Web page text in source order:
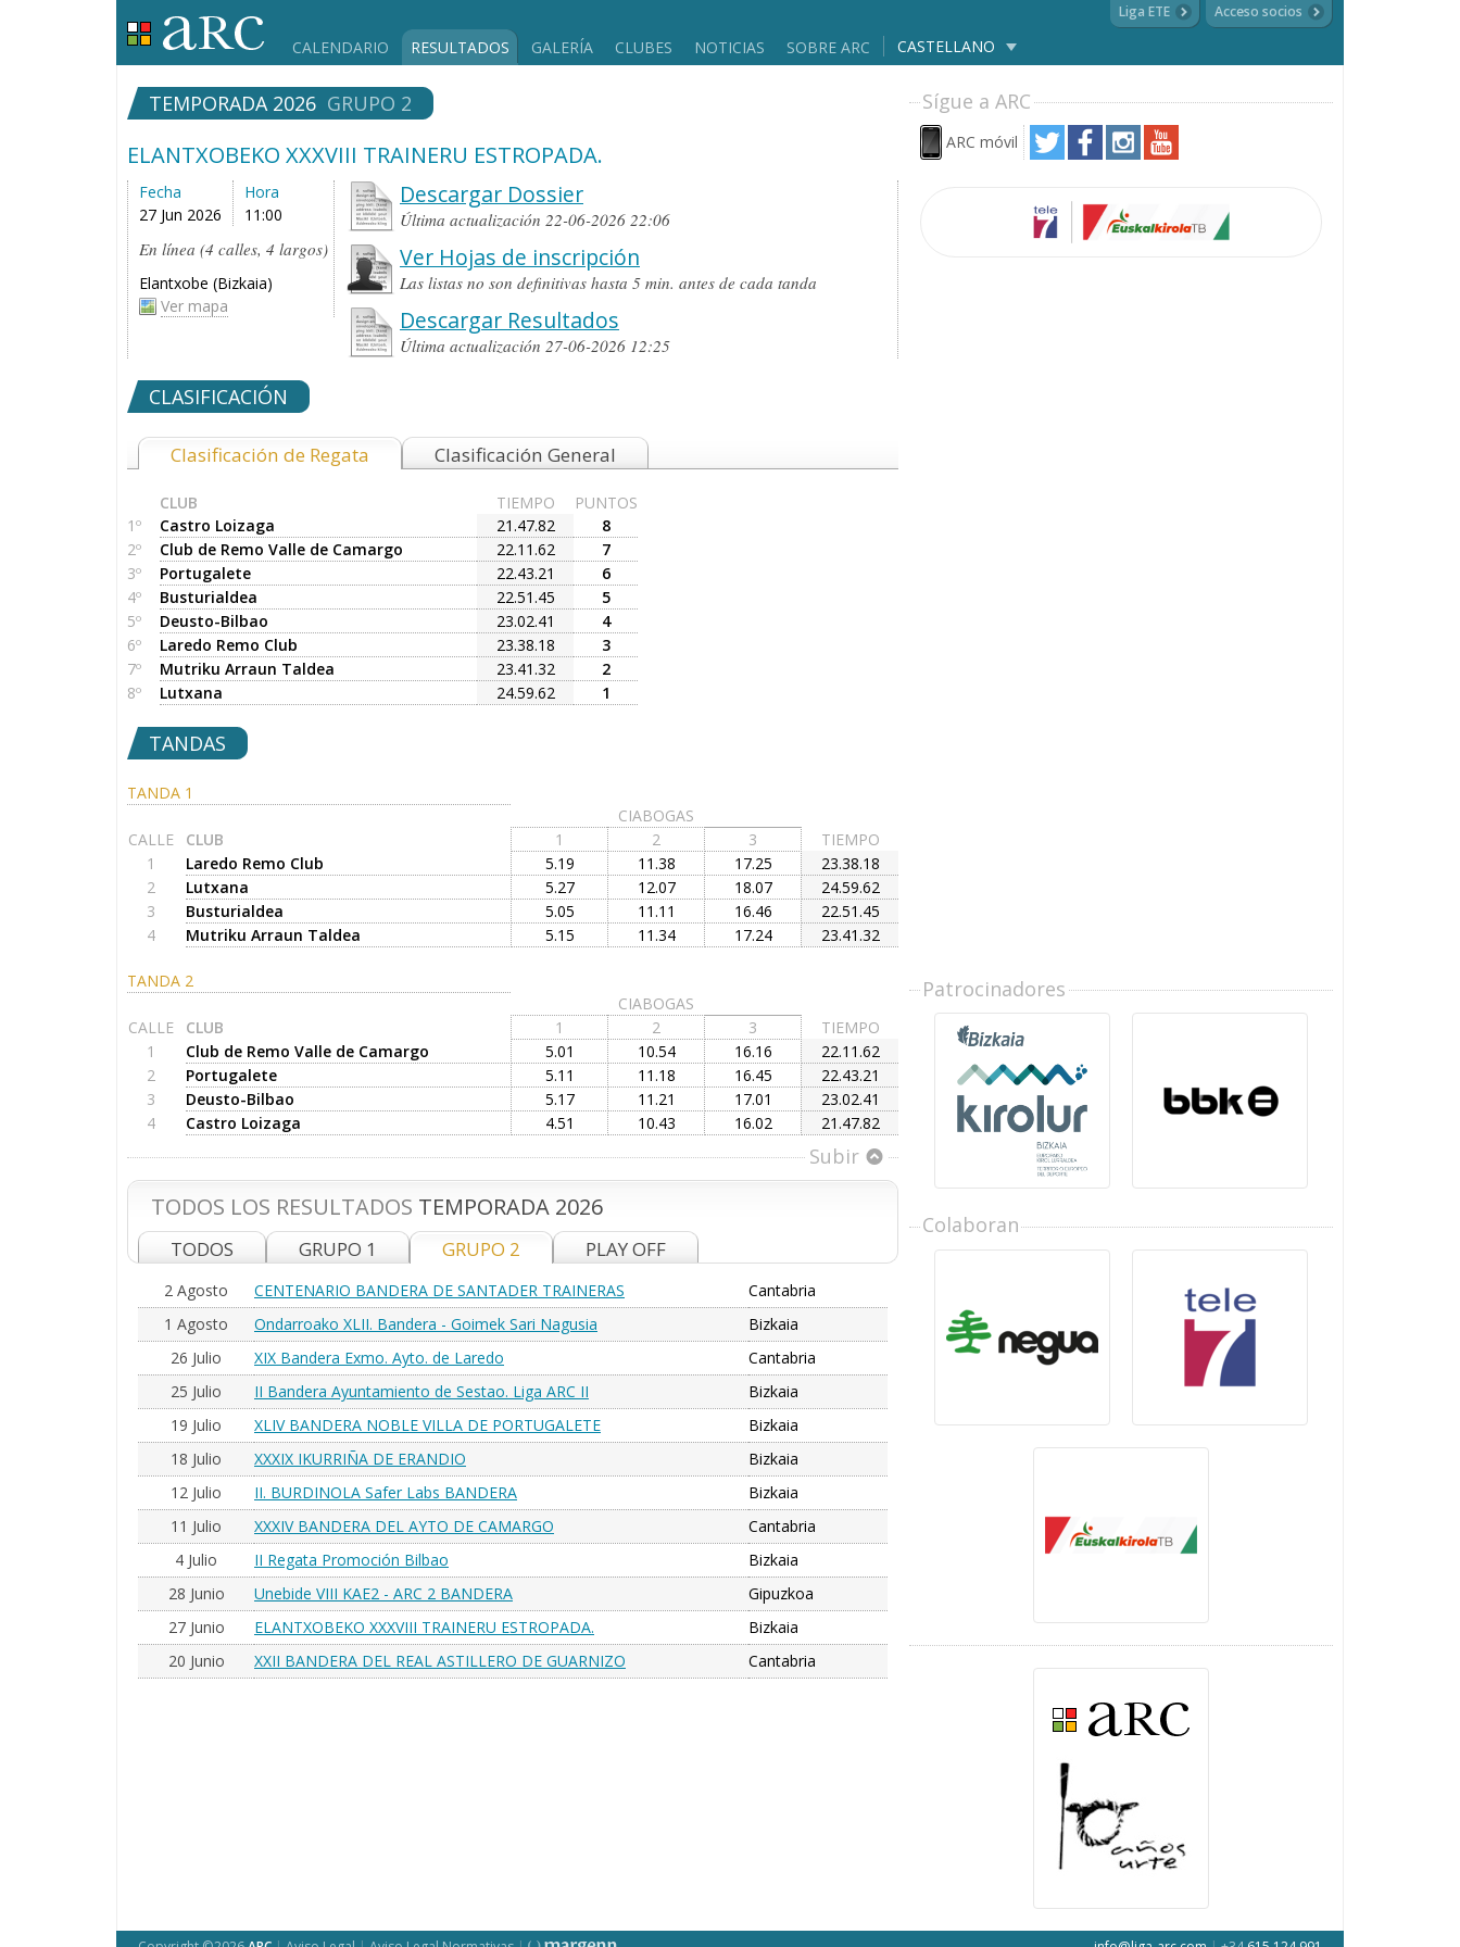
CALENDARIO RESULTADOS GALERÍA CLUBES NOTICIAS SOBRE ARC CASTELLANO
Liga ETE Acceso socios
TEMPORADA 2026 GRUPO 2
ELANTXOBEKO XXXVIII TRAINERU ESTROPADA.
Fecha
27 Jun 2026
Hora
11:00
En línea (4 calles, 4 largos)
Elantxobe (Bizkaia)
Ver mapa
Descargar Dossier
Última actualización 22-06-2026 22:06
Ver Hojas de inscripción
Las listas no son definitivas hasta 5 min. antes de cada tanda
Descargar Resultados
Última actualización 27-06-2026 12:25
CLASIFICACIÓN
Clasificación de Regata Clasificación General
CLUB TIEMPO
PUNTOS
1º
Castro Loizaga 21.47.82
8
2º
Club de Remo Valle de Camargo 22.11.62
7
3º
Portugalete 22.43.21
6
4º
Busturialdea 22.51.45
5
5º
Deusto-Bilbao 23.02.41
4
6º
Laredo Remo Club 23.38.18
3
7º
Mutriku Arraun Taldea 23.41.32
2
8º
Lutxana 24.59.62 1
TANDAS
TANDA 1
CIABOGAS
CALLE
CLUB 1 2 3
TIEMPO
1
Laredo Remo Club 5.19 11.38 17.25
23.38.18
2
Lutxana 5.27 12.07 18.07
24.59.62
3
Busturialdea 5.05 11.11 16.46
22.51.45
4
Mutriku Arraun Taldea 5.15 11.34 17.24 23.41.32
TANDA 2
CIABOGAS
CALLE
CLUB 1 2 3
TIEMPO
1
Club de Remo Valle de Camargo 5.01 10.54 16.16
22.11.62
2
Portugalete 5.11 11.18 16.45
22.43.21
3
Deusto-Bilbao 5.17 11.21 17.01
23.02.41
4
Castro Loizaga 4.51 10.43 16.02 21.47.82
Subir
TODOS LOS RESULTADOS TEMPORADA 2026
TODOS GRUPO 1 GRUPO 2 PLAY OFF
2 Agosto CENTENARIO BANDERA DE SANTADER TRAINERAS
Cantabria
1 Agosto
Ondarroako XLII. Bandera - Goimek Sari Nagusia
Bizkaia
26 Julio
XIX Bandera Exmo. Ayto. de Laredo
Cantabria
25 Julio
II Bandera Ayuntamiento de Sestao. Liga ARC II
Bizkaia
19 Julio
XLIV BANDERA NOBLE VILLA DE PORTUGALETE
Bizkaia
18 Julio
XXXIX IKURRIÑA DE ERANDIO
Bizkaia
12 Julio
II. BURDINOLA Safer Labs BANDERA
Bizkaia
11 Julio
XXXIV BANDERA DEL AYTO DE CAMARGO
Cantabria
4 Julio
II Regata Promoción Bilbao
Bizkaia
28 Junio
Unebide VIII KAE2 - ARC 2 BANDERA
Gipuzkoa
27 Junio
ELANTXOBEKO XXXVIII TRAINERU ESTROPADA.
Bizkaia
20 Junio
XXII BANDERA DEL REAL ASTILLERO DE GUARNIZO Cantabria
Sígue a ARC
ARC móvil
Patrocinadores
Colaboran